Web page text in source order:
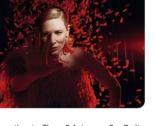
τους σύγχρονους ρυθμούς